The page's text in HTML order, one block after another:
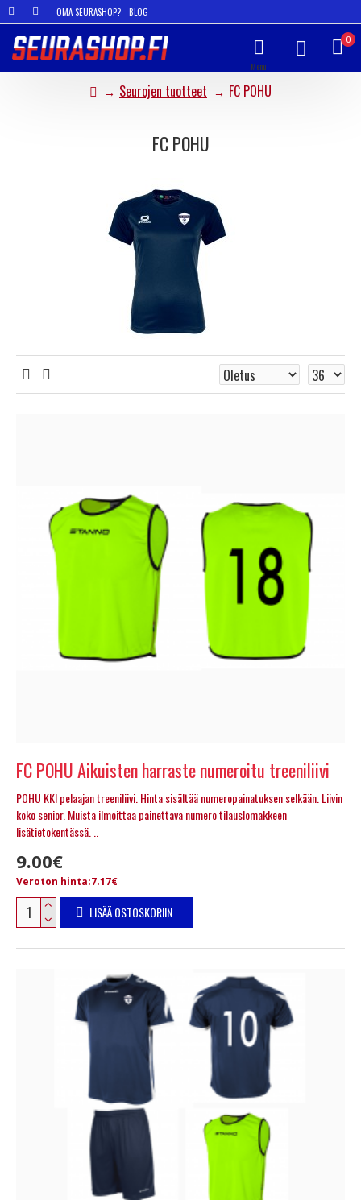
OMA SEURASHOP? BLOG
0
Seurojen tuotteet FC POHU
FC POHU
FC POHU Aikuisten harraste numeroitu treeniliivi
POHU KKI pelaajan treeniliivi. Hinta sisältää numeropainatuksen selkään. Liivin
koko senior. Muista ilmoittaa painettava numero tilauslomakkeen
lisätietokentässä. ..
9.00€
Veroton hinta:7.17€
LISÄÄ OSTOSKORIIN